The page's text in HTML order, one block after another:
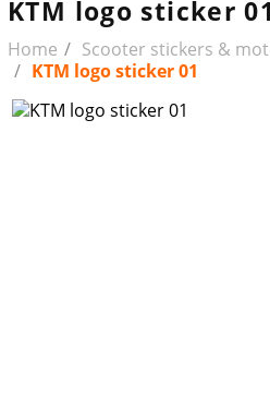
KTM logo sticker 01
Home
Scooter stickers &
KTM logo sticker 01